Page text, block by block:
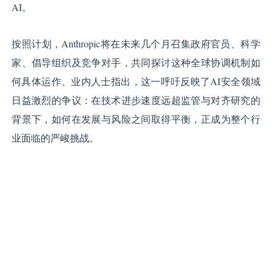
AI。
按照计划，Anthropic将在未来几个月召集政府官员、科学
家、倡导组织及竞争对手，共同探讨这种全球协调机制如
何具体运作。业内人士指出，这一呼吁反映了AI安全领域
日益激烈的争议：在技术进步速度远超监管与对齐研究的
背景下，如何在发展与风险之间取得平衡，正成为整个行
业面临的严峻挑战。